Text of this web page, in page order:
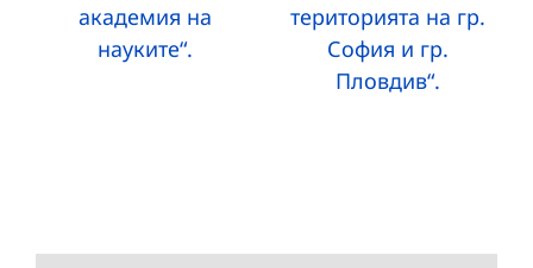
академия на
науките“.
територията на гр.
София и гр.
Пловдив“.